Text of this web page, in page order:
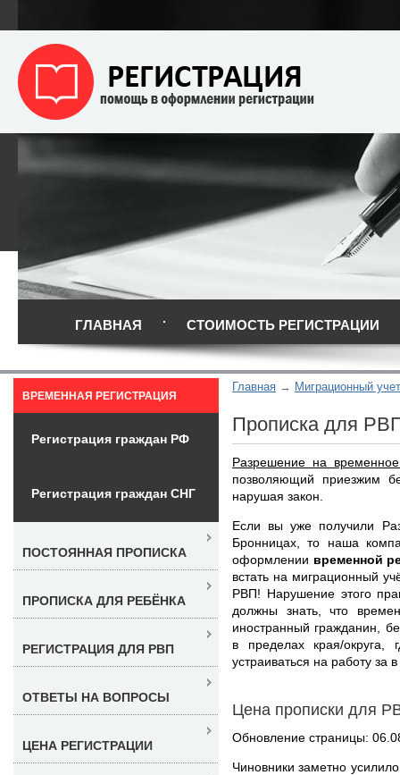
ГЛАВНАЯ СТОИМОСТЬ РЕГИСТРАЦИИ
Главная Миграционный
Прописка для
Разрешение на
позволяющий приезжим
нарушая закон.
Если вы уже получили
Бронницах, то наша
оформлении временной
встать на миграционный
РВП! Нарушение этого
должны знать, что
иностранный гражданин,
в пределах края/
устраиваться на работу за
Цена прописки для
Обновление страницы:
Чиновники заметно
ВРЕМЕННАЯ РЕГИСТРАЦИЯ
Регистрация граждан РФ
Регистрация граждан СНГ
ПОСТОЯННАЯ ПРОПИСКА
ПРОПИСКА ДЛЯ РЕБЁНКА
РЕГИСТРАЦИЯ ДЛЯ РВП
ОТВЕТЫ НА ВОПРОСЫ
ЦЕНА РЕГИСТРАЦИИ